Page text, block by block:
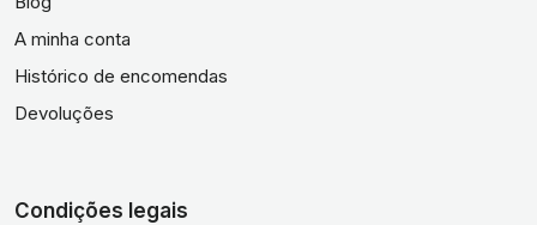
A minha conta
Histórico de encomendas
Devoluções
Condições legais